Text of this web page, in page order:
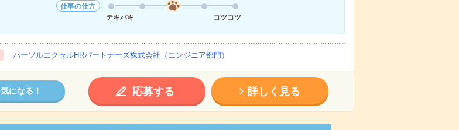
仕事の仕方
テキパキ
コツコツ
パーソルエクセルHRパートナーズ株式会社（エンジニア部門）
気になる！ 応募する 詳しく見る